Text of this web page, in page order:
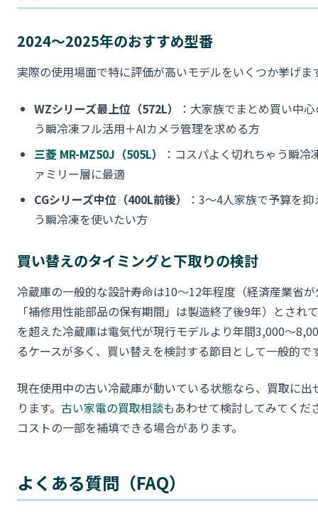
2024〜2025年のおすすめ型番
実際の使用場面で特に評価が高いモデルをいくつか挙げま
WZシリーズ最上位（572L）
：大家族でまとめ買い中
う瞬冷凍フル活用＋AIカメラ管理を求める方
三菱 MR-MZ50J（505L）
：コスパよく切れちゃう瞬冷
ァミリー層に最適
CGシリーズ中位（400L前後）
：3〜4人家族で予算を
う瞬冷凍を使いたい方
買い替えのタイミングと下取りの検討
冷蔵庫の一般的な設計寿命は10〜12年程度（経済産業省
「補修用性能部品の保有期間」は製造終了後9年）とされ
を超えた冷蔵庫は電気代が現行モデルより年間3,000〜
るケースが多く、買い替えを検討する節目として一般的で
現在使用中の古い冷蔵庫が動いている状態なら、買取に出
ります。 古い家電の買取相談もあわせて検討してみてくだ
コストの一部を補填できる場合があります。
よくある質問（FAQ）